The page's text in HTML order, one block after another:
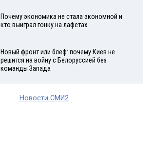
Почему экономика не стала экономной и
кто выиграл гонку на лафетах
Новый фронт или блеф: почему Киев не
решится на войну с Белоруссией без
команды Запада
Новости СМИ2